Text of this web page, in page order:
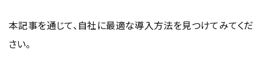
Slack／Teams通知でリモートワークの即応性を強化
本記事を通じて、自社に最適な導入方法を見つけてみてくだ
さい。